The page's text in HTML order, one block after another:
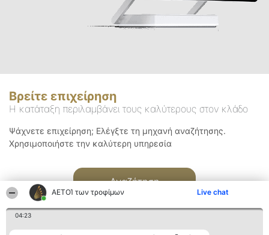
ΑΕΤΟΊ των τροφίμων Live chat
04:23
Βρείτε επιχείρηση
Η κατάταξη περιλαμβάνει τους καλύτερους στον κλάδο
Ψάχνετε επιχείρηση; Ελέγξτε τη μηχανή αναζήτησης.
Χρησιμοποιήστε την καλύτερη υπηρεσία
Αναζήτηση